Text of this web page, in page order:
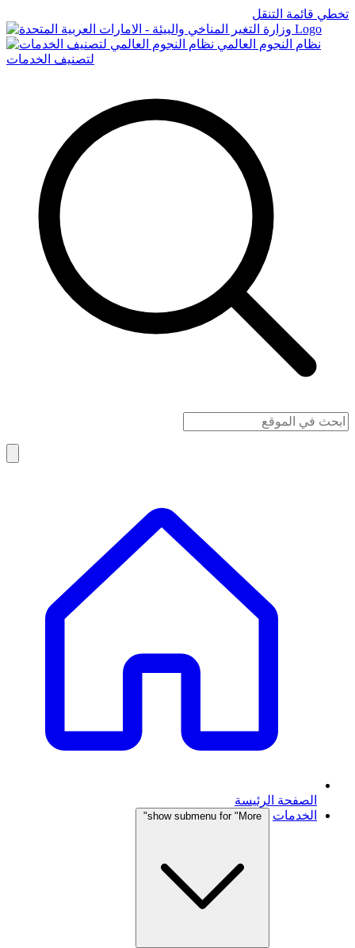
تخطي قائمة التنقل
Logo
نظام النجوم العالمي
لتصنيف الخدمات
الصفحة الرئيسة
الخدمات
show submenu for "More"